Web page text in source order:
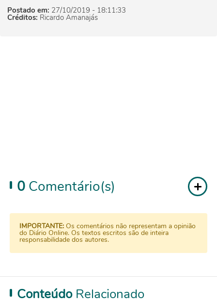
Postado em: 27/10/2019 - 18:11:33
Créditos: Ricardo Amanajás
0 Comentário(s)
IMPORTANTE: Os comentários não representam a opinião
do Diário Online. Os textos escritos são de inteira
responsabilidade dos autores.
ConteúdoRelacionado